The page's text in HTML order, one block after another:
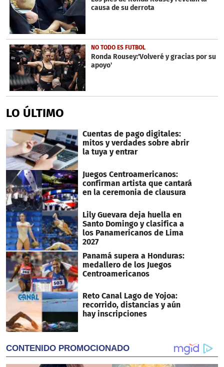
causa de su derrota
NO TODO ES FUTBOL
Ronda Rousey:'Volveré y gracias por su
apoyo'
LO ÚLTIMO
Cuentas de pago digitales:
mitos y verdades sobre abrir
la tuya y entrar
Juegos Centroamericanos:
confirman artista que cantará
en la ceremonia de clausura
Lily Guevara deja huella en
Santo Domingo y clasifica a
los Panamericanos de Lima
2027
Panamá supera a Honduras:
medallero de los Juegos
Centroamericanos
Reto Canal Lago de Yojoa:
recorrido, distancias y aún
hay inscripciones